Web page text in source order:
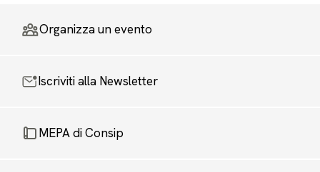
Organizza un evento
Iscriviti alla Newsletter
MEPA di Consip